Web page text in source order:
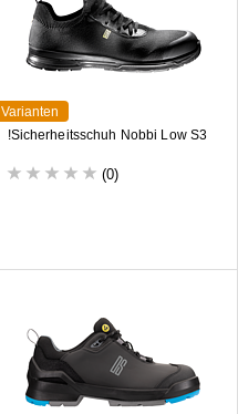
Varianten
!Sicherheitsschuh Nobbi Low S3
(0)